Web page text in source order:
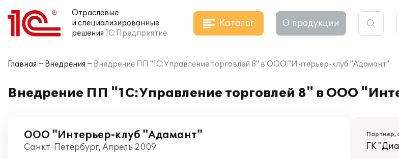
Отраслевые
и специализированные
решения 1С:Предприятие
Каталог О продукции
Главная Внедрения Внедрение ПП "1С:Управление торговлей 8" в ООО "Интерьер-клуб "Адамант"
Внедрение ПП "1С:Управление торговлей 8" в ООО
ООО "Интерьер-клуб "Адамант"
Санкт-Петербург, Апрель 2009
Партнер,
ГК